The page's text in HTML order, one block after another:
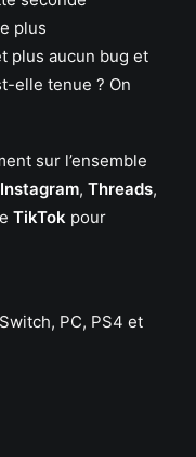
plus
plus aucun bug et
elle tenue ? On
sur l’ensemble
Instagram, Threads,
TikTok pour
PC, PS4 et